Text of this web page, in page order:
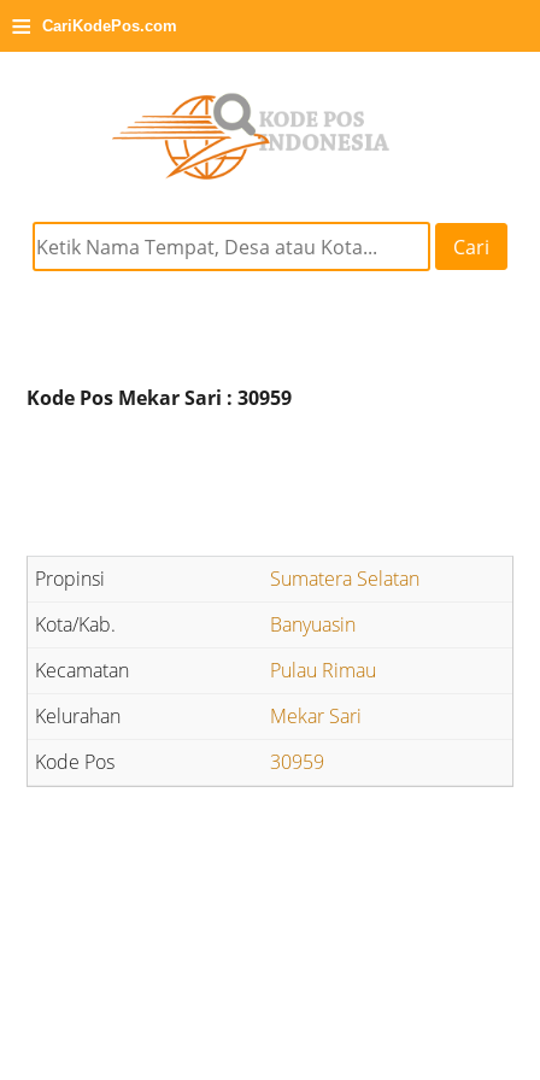
≡ CariKodePos.com
Cari
Kode Pos Mekar Sari : 30959
Sumatera Selatan
Banyuasin
Pulau Rimau
Mekar Sari
30959